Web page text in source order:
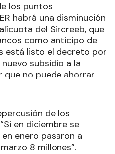
los puntos
habrá una disminución
del Sircreeb, que
como anticipo de
está listo el decreto por
subsidio a la
que no puede ahorrar
de los
en diciembre se
enero pasaron a
8 millones”.